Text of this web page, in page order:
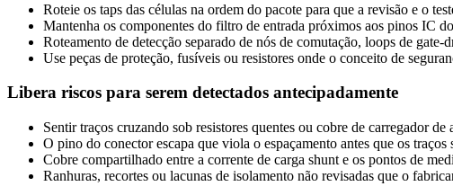
Roteie os taps das células na ordem do pacote para que a revisão e o
Mantenha os componentes do filtro de entrada próximos aos pinos IC
Roteamento de detecção separado de nós de comutação, loops de gate-
Use peças de proteção, fusíveis ou resistores onde o conceito de
Libera riscos para serem detectados antecipadamente
Sentir traços cruzando sob resistores quentes ou cobre de carregador de
O pino do conector escapa que viola o espaçamento antes que os traços
Cobre compartilhado entre a corrente de carga shunt e os pontos de
Ranhuras, recortes ou lacunas de isolamento não revisadas que o